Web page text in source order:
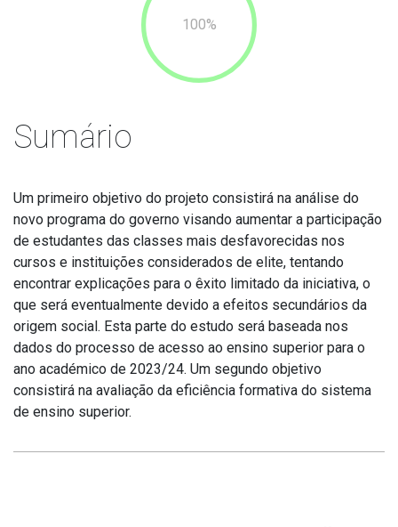
100
Sumário
Um primeiro objetivo do projeto consistirá na análise do
novo programa do governo visando aumentar a participação
de estudantes das classes mais desfavorecidas nos
cursos e instituições considerados de elite, tentando
encontrar explicações para o êxito limitado da iniciativa, o
que será eventualmente devido a efeitos secundários da
origem social. Esta parte do estudo será baseada nos
dados do processo de acesso ao ensino superior para o
ano académico de 2023/24. Um segundo objetivo
consistirá na avaliação da eficiência formativa do sistema
de ensino superior.